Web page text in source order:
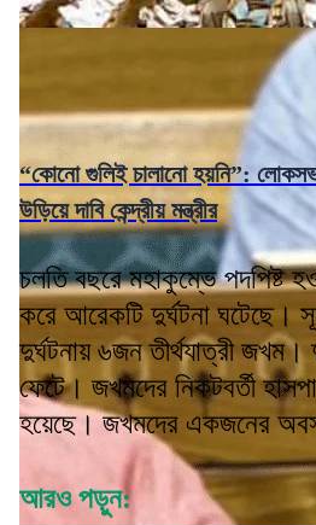
“কোনো গুলিই চালানো হয়নি”:
উড়িয়ে দাবি কেন্দ্রীয় মন্ত্রীর
চলতি বছরে মহাকুম্ভে পদপিষ্ট
করে আরেকটি দুর্ঘটনা ঘটেছে।
দুর্ঘটনায় ৬জন তীর্থযাত্রী জখম।
ফেটে। জখমদের নিকটবর্তী
হয়েছে। জখমদের একজনের
আরও পড়ুন: